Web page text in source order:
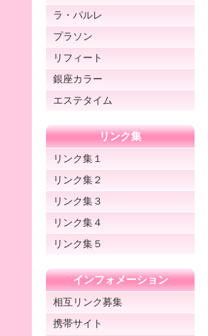
ラ・パルレ
プラソン
リフィート
銀座カラー
エステタイム
リンク集
リンク集１
リンク集２
リンク集３
リンク集４
リンク集５
インフォメーション
相互リンク募集
携帯サイト